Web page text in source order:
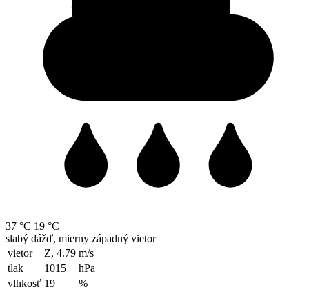
37 °C 19 °C
slabý dážď, mierny západný vietor
vietor
Z, 4.79 m/s
tlak
1015
hPa
vlhkosť 19
%